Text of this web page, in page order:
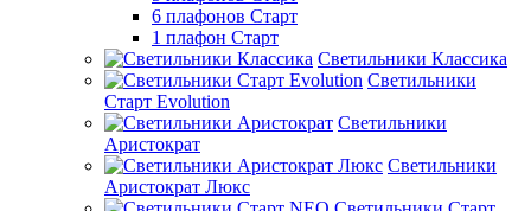
6 плафонов Старт
1 плафон Старт
Светильники Классика
Светильники
Старт Evolution
Светильники
Аристократ
Светильники
Аристократ Люкс